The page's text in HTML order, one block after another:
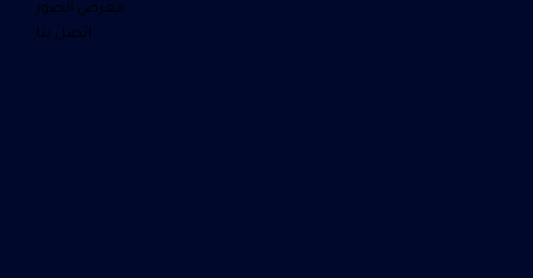
معرض الصور
اتصل بنا